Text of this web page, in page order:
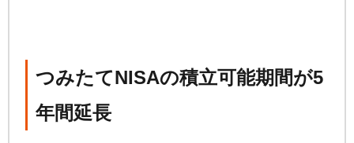
つみたてNISAの積立可能期間が5
年間延長